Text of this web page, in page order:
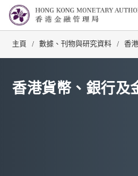
主頁 / 數據、刊物與研究資料 / 香
香港貨幣、銀行及